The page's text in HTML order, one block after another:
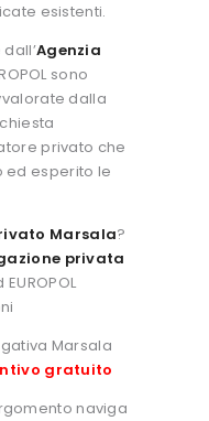
esistenti.
Agenzia
sono
dalla
privato che
ed esperito le
Marsala?
privata
Marsala
gratuito
naviga